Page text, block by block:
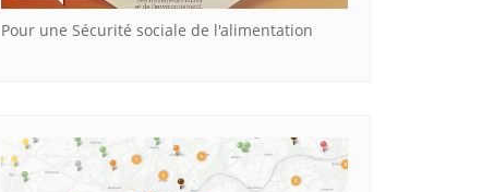
Pour une Sécurité sociale de l'alimentation